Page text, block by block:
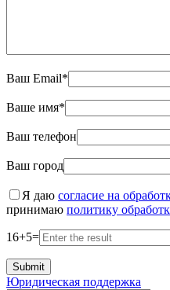
Ваш Email*
Ваше имя*
Ваш телефон
Ваш город
Я даю согласие на
принимаю политику
16+5=
Юридическая поддержка